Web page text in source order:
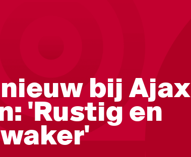
bij Ajax
'Rustig en